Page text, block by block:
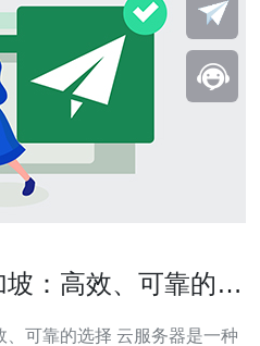
：高效、可靠的选
择 云服务器是一种